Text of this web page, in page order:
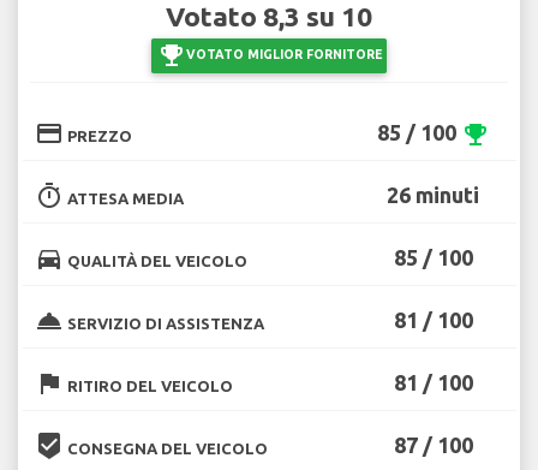
Votato 8,3 su 10
emoji_events VOTATO MIGLIOR FORNITORE
credit_card PREZZO 85 / 100 emoji_events
timer ATTESA MEDIA 26 minuti
directions_car QUALITÀ DEL VEICOLO 85 / 100
room_service SERVIZIO DI ASSISTENZA 81 / 100
flag RITIRO DEL VEICOLO 81 / 100
beenhere CONSEGNA DEL VEICOLO 87 / 100